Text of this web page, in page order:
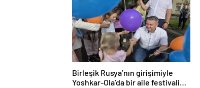
konusunda yardımcı olacak
Birleşik Rusya’nın girişimiyle
Yoshkar-Ola’da bir aile festivali